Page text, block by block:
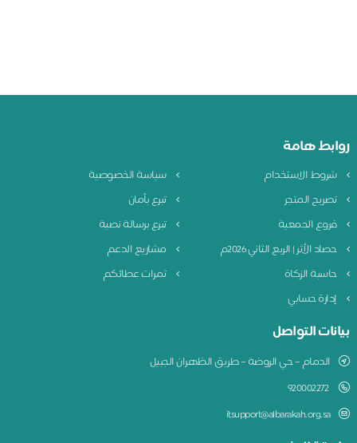
هامة
الاستخدام
سياسة الخصوصية
المتجر
تبرع بأمان
الجمعية
تبرع برسالة نصية
الأثر | الربع الثاني 2026م
مشاريع الدعم
الزكاة
ثمرات عطائكم
حسابي
التواصل
الدمام – حي الروضة – طريق الظهران الجبيل
920002272
itsupport@albarakah.org.sa